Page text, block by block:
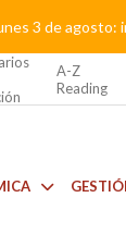
3 de agosto:
A-Z
Reading